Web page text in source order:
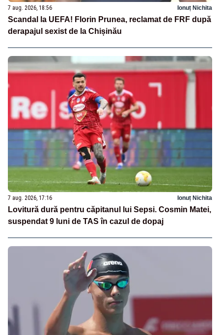
7 aug. 2026, 18:56 Ionuț Nichita
Scandal la UEFA! Florin Prunea, reclamat de FRF după
derapajul sexist de la Chișinău
7 aug. 2026, 17:16 Ionuț Nichita
Lovitură dură pentru căpitanul lui Sepsi. Cosmin Matei,
suspendat 9 luni de TAS în cazul de dopaj